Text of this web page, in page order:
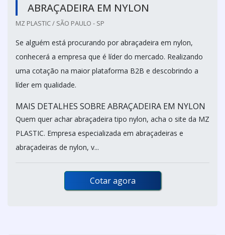
ABRAÇADEIRA EM NYLON
MZ PLASTIC / SÃO PAULO - SP
Se alguém está procurando por abraçadeira em nylon,
conhecerá a empresa que é líder do mercado. Realizando
uma cotação na maior plataforma B2B e descobrindo a
líder em qualidade.
MAIS DETALHES SOBRE ABRAÇADEIRA EM NYLON
Quem quer achar abraçadeira tipo nylon, acha o site da MZ
PLASTIC. Empresa especializada em abraçadeiras e
abraçadeiras de nylon, v...
Cotar agora